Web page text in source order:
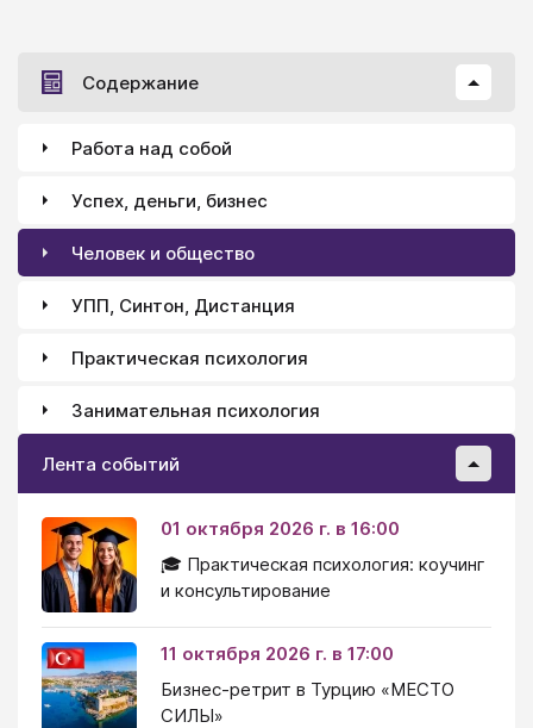
вы формулируете ему задачу) переваливает на вас
Содержание
Работа над собой
Успех, деньги, бизнес
Человек и общество
УПП, Синтон, Дистанция
Практическая психология
Занимательная психология
Лента событий
01 октября 2026 г. в 16:00
🎓 Практическая психология: коучинг
и консультирование
11 октября 2026 г. в 17:00
Бизнес-ретрит в Турцию «МЕСТО
СИЛЫ»